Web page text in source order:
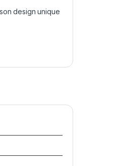
design unique